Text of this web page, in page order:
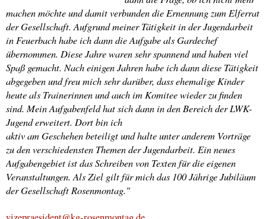
machen möchte und damit verbunden die Ernennung zum Elferrat
der Gesellschaft. Aufgrund meiner Tätigkeit in der Jugendarbeit
in Feuerbach habe ich dann die Aufgabe als Gardechef
übernommen. Diese Jahre waren sehr spannend und haben viel
Spaß gemacht. Nach einigen Jahren habe ich dann diese Tätigkeit
abgegeben und freu mich sehr darüber, dass ehemalige Kinder
heute als Trainerinnen und auch im Komitee wieder zu finden
sind. Mein Aufgabenfeld hat sich dann in den Bereich der LWK-
Jugend erweitert. Dort bin ich
aktiv am Geschehen beteiligt und halte unter anderem Vorträge
zu den verschiedensten Themen der Jugendarbeit. Ein neues
Aufgabengebiet ist das Schreiben von Texten für die eigenen
Veranstaltungen. Als Ziel gilt für mich das 100 Jährige Jubiläum
der Gesellschaft Rosenmontag."